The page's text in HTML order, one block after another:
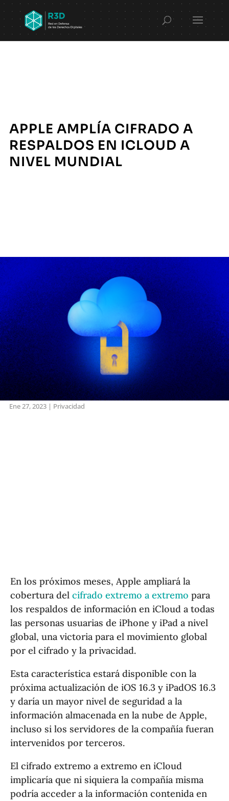
APPLE AMPLÍA CIFRADO A
RESPALDOS EN ICLOUD A
NIVEL MUNDIAL
Ene 27, 2023| Privacidad
En los próximos meses, Apple ampliará la
cobertura delcifrado extremo a extremo para
los respaldos de información en iCloud a todas
las personas usuarias de iPhone y iPad a nivel
global, una victoria para el movimiento global
por el cifrado y la privacidad.
Esta característica estará disponible con la
próxima actualización de iOS 16.3 y iPadOS 16.3
y daría un mayor nivel de seguridad a la
información almacenada en la nube de Apple,
incluso si los servidores de la compañía fueran
intervenidos por terceros.
El cifrado extremo a extremo en iCloud
implicaría que ni siquiera la compañía misma
podría acceder a la información contenida en